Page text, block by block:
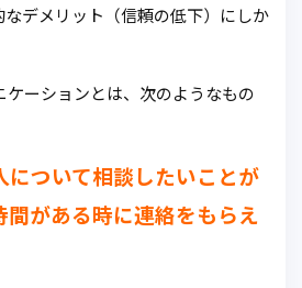
なデメリット（信頼の低下）にしか
ーションとは、次のようなもの
について相談したいことが
間がある時に連絡をもらえ